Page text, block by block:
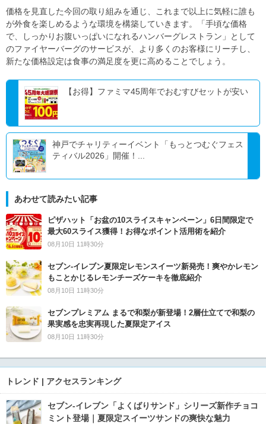
価格を見直した今回の取り組みを通じ、これまで以上に気軽に誰も
が外食を楽しめるような環境を構築していきます。「手頃な価格
で、しっかりお腹いっぱいになれるハンバーグレストラン」として
のファイヤーバーグのサービスが、より多くのお客様にリーチし、
新たな価格設定は食事の満足度を更に高めることでしょう。
【お得】ファミマ45周年でおむすびセットが安い
神戸でチャリティーイベント「もっとつむぐフェス
ティバル2026」開催！...
あわせて読みたい記事
ピザハット「お盆の10スライスキャンペーン」6日間限定で
最大60スライス獲得！お得なポイント活用術を紹介
08月10日 11時30分
セブン‐イレブン夏限定レモンスイーツ新発売！爽やかレモン
もことかじるレモンチーズケーキを徹底紹介
08月10日 11時30分
セブンプレミアム まるで和梨が新登場！2層仕立てで和梨の
果実感を忠実再現した夏限定アイス
08月10日 11時30分
トレンド | アクセスランキング
セブン‐イレブン「よくばりサンド」シリーズ新作チョコ
ミント登場｜夏限定スイーツサンドの爽快な魅力